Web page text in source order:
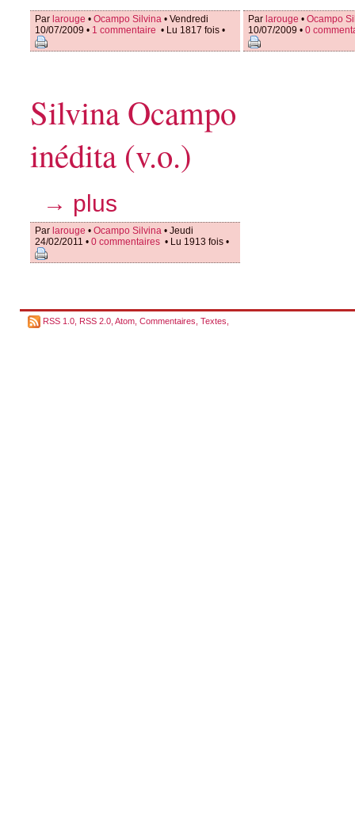
Par larouge • Ocampo Silvina • Vendredi
10/07/2009 • 1 commentaire • Lu 1817 fois •
Par larouge • Ocampo
10/07/2009 • 0
Silvina Ocampo
inédita (v.o.)
→ plus
Par larouge • Ocampo Silvina • Jeudi
24/02/2011 • 0 commentaires • Lu 1913 fois •
RSS 1.0 RSS 2.0 Atom Commentaires Textes